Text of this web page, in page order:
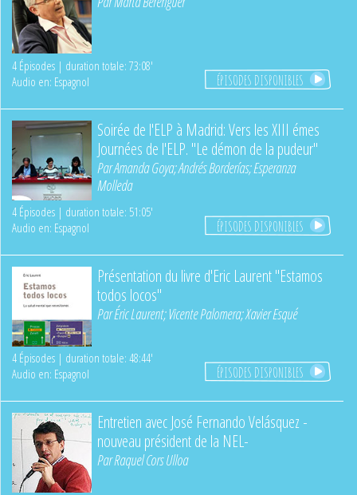
4 Épisodes | duration totale: 73:08'
Audio en: Espagnol
ÉPISODES DISPONIBLES
Soirée de l'ELP à Madrid: Vers les XIII émes
Journées de l'ELP. "Le démon de la pudeur"
ParAmanda Goya;Andrés Borderías;Esperanza
Molleda
4 Épisodes | duration totale: 51:05'
Audio en: Espagnol
ÉPISODES DISPONIBLES
Présentation du livre d'Eric Laurent "Estamos
todos locos"
ParÉric Laurent;Vicente Palomera;Xavier Esqué
4 Épisodes | duration totale: 48:44'
Audio en: Espagnol
ÉPISODES DISPONIBLES
Entretien avec José Fernando Velásquez -
nouveau président de la NEL-
ParRaquel Cors Ulloa